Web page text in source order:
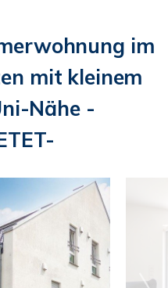
im
mit kleinem
Nähe -